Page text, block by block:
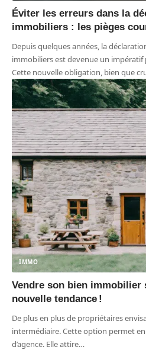
Éviter les erreurs dans la
immobiliers : les pièges
Depuis quelques années, la
immobiliers est devenue un
Cette nouvelle obligation, bien que
IMMO
Vendre son bien immobilier
nouvelle tendance !
De plus en plus de propriétaires
intermédiaire. Cette option permet en
d’agence. Elle attire…